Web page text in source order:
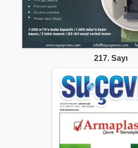
217. Sayı